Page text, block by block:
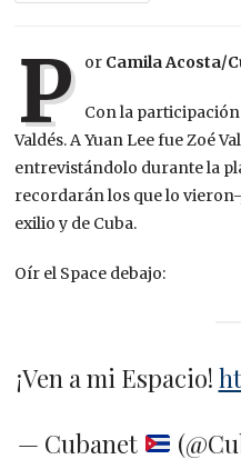
P or Camila Acosta/
Con la participación
Valdés. A Yuan Lee fue Zoé
entrevistándolo durante la
recordarán los que lo
exilio y de Cuba.
Oír el Space debajo:
¡Ven a mi Espacio!
— Cubanet